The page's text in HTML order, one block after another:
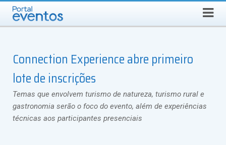
SEGUNDA-FEIRA, 10 DE AGOSTO DE 2026 Select Language ▼
Connection Experience abre primeiro
lote de inscrições
Temas que envolvem turismo de natureza, turismo rural e
gastronomia serão o foco do evento, além de experiências
técnicas aos participantes presenciais